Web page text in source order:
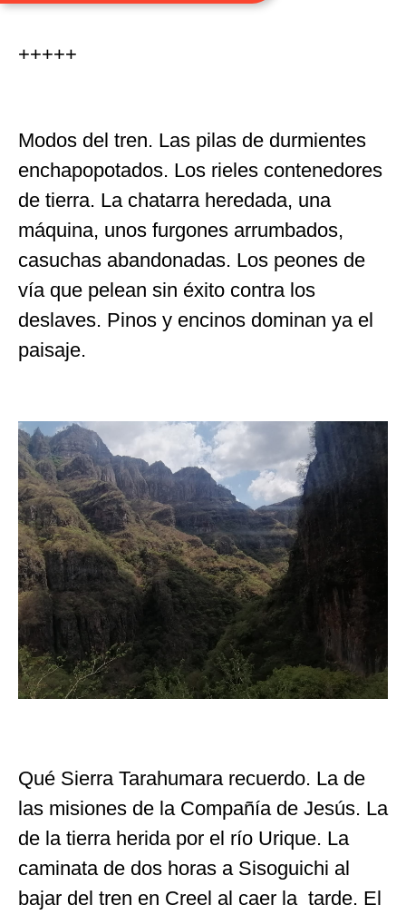
+++++
Modos del tren. Las pilas de durmientes
enchapopotados. Los rieles contenedores
de tierra. La chatarra heredada, una
máquina, unos furgones arrumbados,
casuchas abandonadas. Los peones de
vía que pelean sin éxito contra los
deslaves. Pinos y encinos dominan ya el
paisaje.
Qué Sierra Tarahumara recuerdo. La de
las misiones de la Compañía de Jesús. La
de la tierra herida por el río Urique. La
caminata de dos horas a Sisoguichi al
bajar del tren en Creel al caer la tarde. El